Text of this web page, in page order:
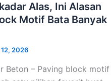
Alas, Ini Alasan
Motif Bata Banyak
2026
Beton – Paving block motif